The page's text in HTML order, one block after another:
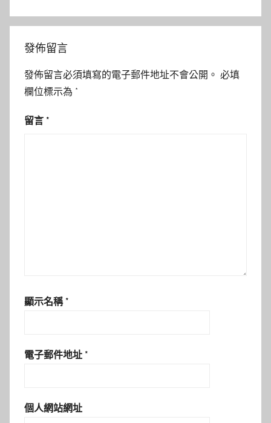
發佈留言
發佈留言必須填寫的電子郵件地址不會公開。 必填
欄位標示為 *
留言 *
顯示名稱 *
電子郵件地址 *
個人網站網址